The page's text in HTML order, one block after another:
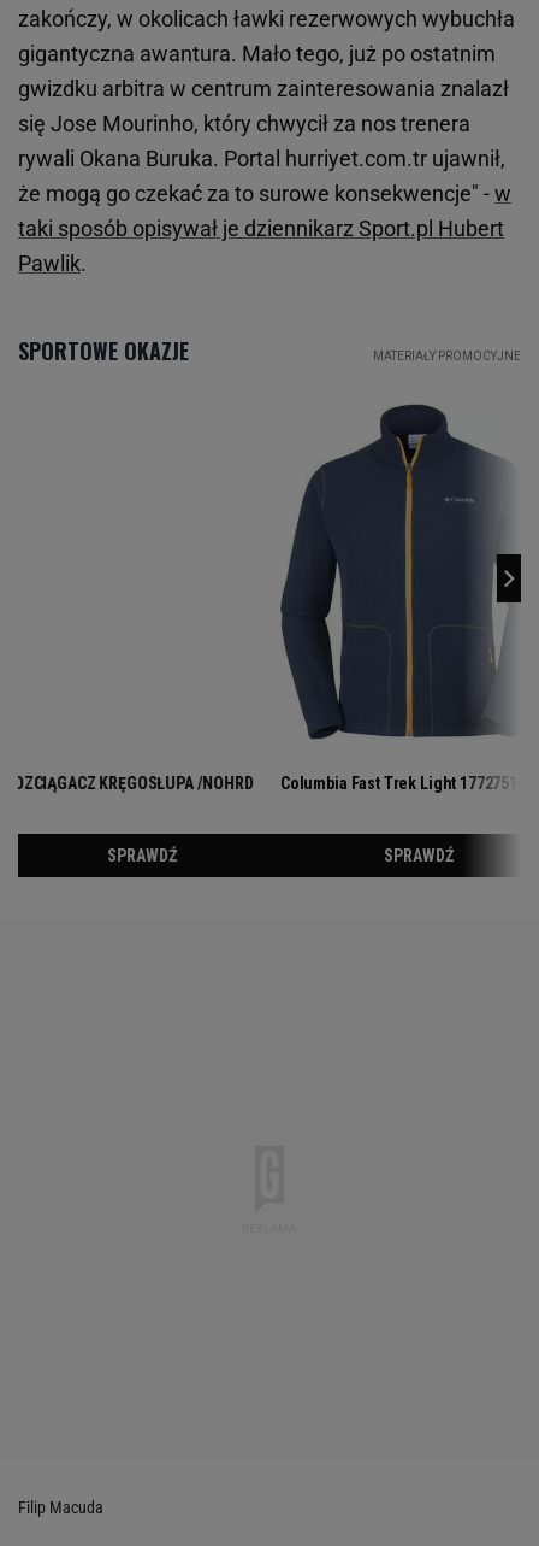
zakończy, w okolicach ławki rezerwowych wybuchła
gigantyczna awantura. Mało tego, już po ostatnim
gwizdku arbitra w centrum zainteresowania znalazł
się Jose Mourinho, który chwycił za nos trenera
rywali Okana Buruka. Portal hurriyet.com.tr ujawnił,
że mogą go czekać za to surowe konsekwencje" -w
taki sposób opisywał je dziennikarz Sport.pl Hubert
Pawlik.
Filip Macuda